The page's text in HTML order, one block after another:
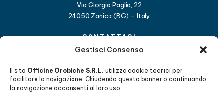
Gestisci Consenso
Il sito Officine Orobiche S.R.L. utilizza cookie tecnici per
facilitare la navigazione. Chiudendo questo banner o continuando
la navigazione acconsenti al loro uso.
Via Giorgio Paglia, 22
24050 Zanica (BG) – Italy
CONTATTACI